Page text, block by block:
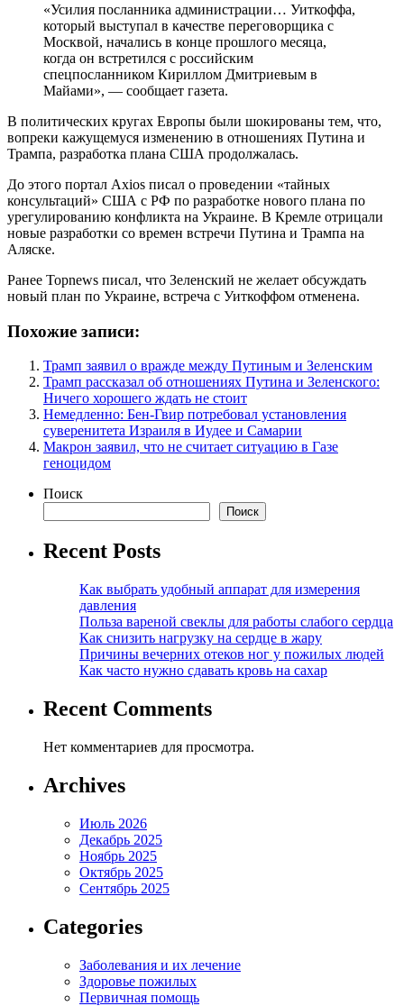
«Усилия посланника администрации… Уиткоффа,
который выступал в качестве переговорщика с
Москвой, начались в конце прошлого месяца,
когда он встретился с российским
спецпосланником Кириллом Дмитриевым в
Майами», — сообщает газета.
В политических кругах Европы были шокированы тем, что,
вопреки кажущемуся изменению в отношениях Путина и
Трампа, разработка плана США продолжалась.
До этого портал Axios писал о проведении «тайных
консультаций» США с РФ по разработке нового плана по
урегулированию конфликта на Украине. В Кремле отрицали
новые разработки со времен встречи Путина и Трампа на
Аляске.
Ранее Topnews писал, что Зеленский не желает обсуждать
новый план по Украине, встреча с Уиткоффом отменена.
Похожие записи:
Трамп заявил о вражде между Путиным и Зеленским
Трамп рассказал об отношениях Путина и Зеленского:
Ничего хорошего ждать не стоит
Немедленно: Бен-Гвир потребовал установления
суверенитета Израиля в Иудее и Самарии
Макрон заявил, что не считает ситуацию в Газе
геноцидом
Поиск
Поиск
Recent Posts
Как выбрать удобный аппарат для измерения
давления
Польза вареной свеклы для работы слабого сердца
Как снизить нагрузку на сердце в жару
Причины вечерних отеков ног у пожилых людей
Как часто нужно сдавать кровь на сахар
Recent Comments
Нет комментариев для просмотра.
Archives
Июль 2026
Декабрь 2025
Ноябрь 2025
Октябрь 2025
Сентябрь 2025
Categories
Заболевания и их лечение
Здоровье пожилых
Первичная помощь